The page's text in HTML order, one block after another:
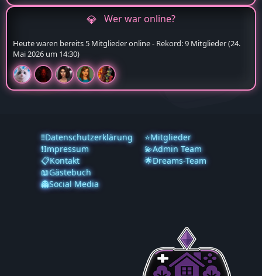
Wer war online?
Heute waren bereits 5 Mitglieder online - Rekord: 9 Mitglieder (24.
Mai 2026 um 14:30)
‼️Datenschutzerklärung
❗️Impressum
📋Kontakt
📖Gästebuch
👻Social Media
⭐Mitglieder
💫Admin Team
🌟Dreams-Team